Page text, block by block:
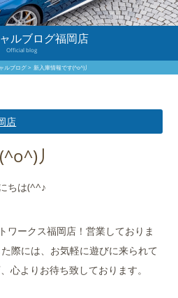
サービス
について
査定のご案内
店舗案内
会社概要
ルブログ福岡店
Official blog
ルブログ 新入庫情報です(^o^)丿
店
丿
ちは(^^♪
ワークス福岡店！営業しておりま
際には、お気軽に遊びに来られて
心よりお待ち致しております。